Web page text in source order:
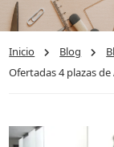
Inicio Blog
Ofertadas 4 plazas